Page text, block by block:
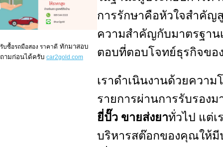
รับซื้อรถมือสอง ราคาดี ทักมาสอบ
ถามก่อนได้ครับ car2gold.com
การรักษาคือหัวใจสำคัญ
ความสำคัญกับมาตรฐา
ตอบที่ตอบโจทย์ธุรกิจข
เราดำเนินงานด้วยควา
รายการผ่านการรับรองม
ยี่ปั๊ว ขายส่งยาทั่วไป แต่
บริหารสต๊อกของคุณให้มี